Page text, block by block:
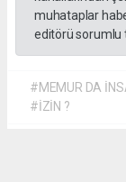
muhataplar
editörü sorumlu
#MEMUR DA
#İZİN ?